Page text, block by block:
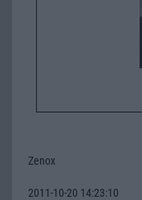
Zenox
2011-10-20 14:23:10